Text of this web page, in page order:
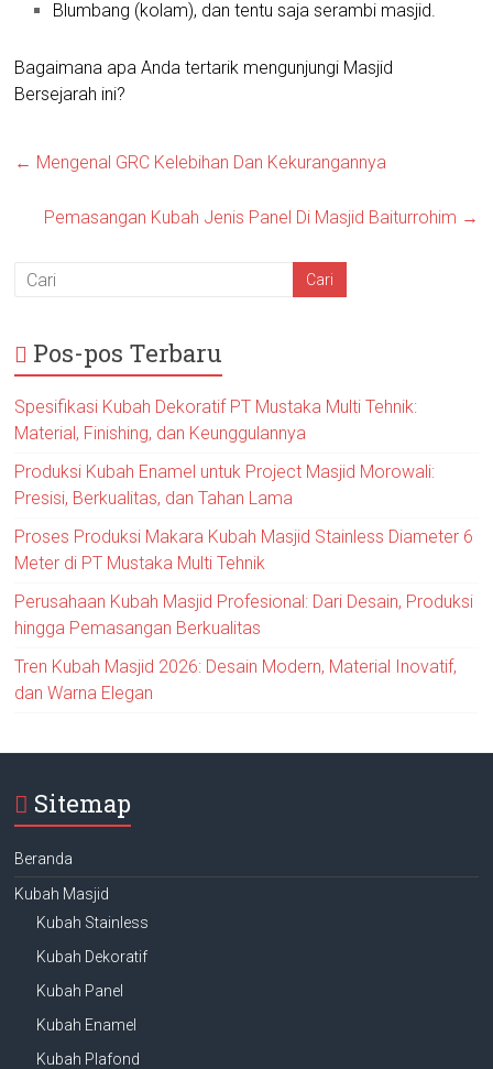
Blumbang (kolam), dan tentu saja serambi masjid.
Bagaimana apa Anda tertarik mengunjungi Masjid
Bersejarah ini?
← Mengenal GRC Kelebihan Dan Kekurangannya
Pemasangan Kubah Jenis Panel Di Masjid Baiturrohim →
Pos-pos Terbaru
Spesifikasi Kubah Dekoratif PT Mustaka Multi Tehnik:
Material, Finishing, dan Keunggulannya
Produksi Kubah Enamel untuk Project Masjid Morowali:
Presisi, Berkualitas, dan Tahan Lama
Proses Produksi Makara Kubah Masjid Stainless Diameter 6
Meter di PT Mustaka Multi Tehnik
Perusahaan Kubah Masjid Profesional: Dari Desain, Produksi
hingga Pemasangan Berkualitas
Tren Kubah Masjid 2026: Desain Modern, Material Inovatif,
dan Warna Elegan
Sitemap
Beranda
Kubah Masjid
Kubah Stainless
Kubah Dekoratif
Kubah Panel
Kubah Enamel
Kubah Plafond